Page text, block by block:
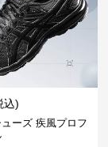
込)
ーズ 疾風プロフ